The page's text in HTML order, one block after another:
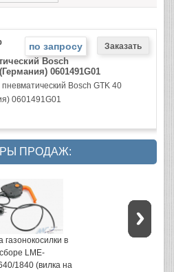
по запросу
Bosch
0601491G01
Bosch GTK 40
0601491G01
ПРОДАЖ:
газонокосилки в
сборе LME-
1840 (вилка на